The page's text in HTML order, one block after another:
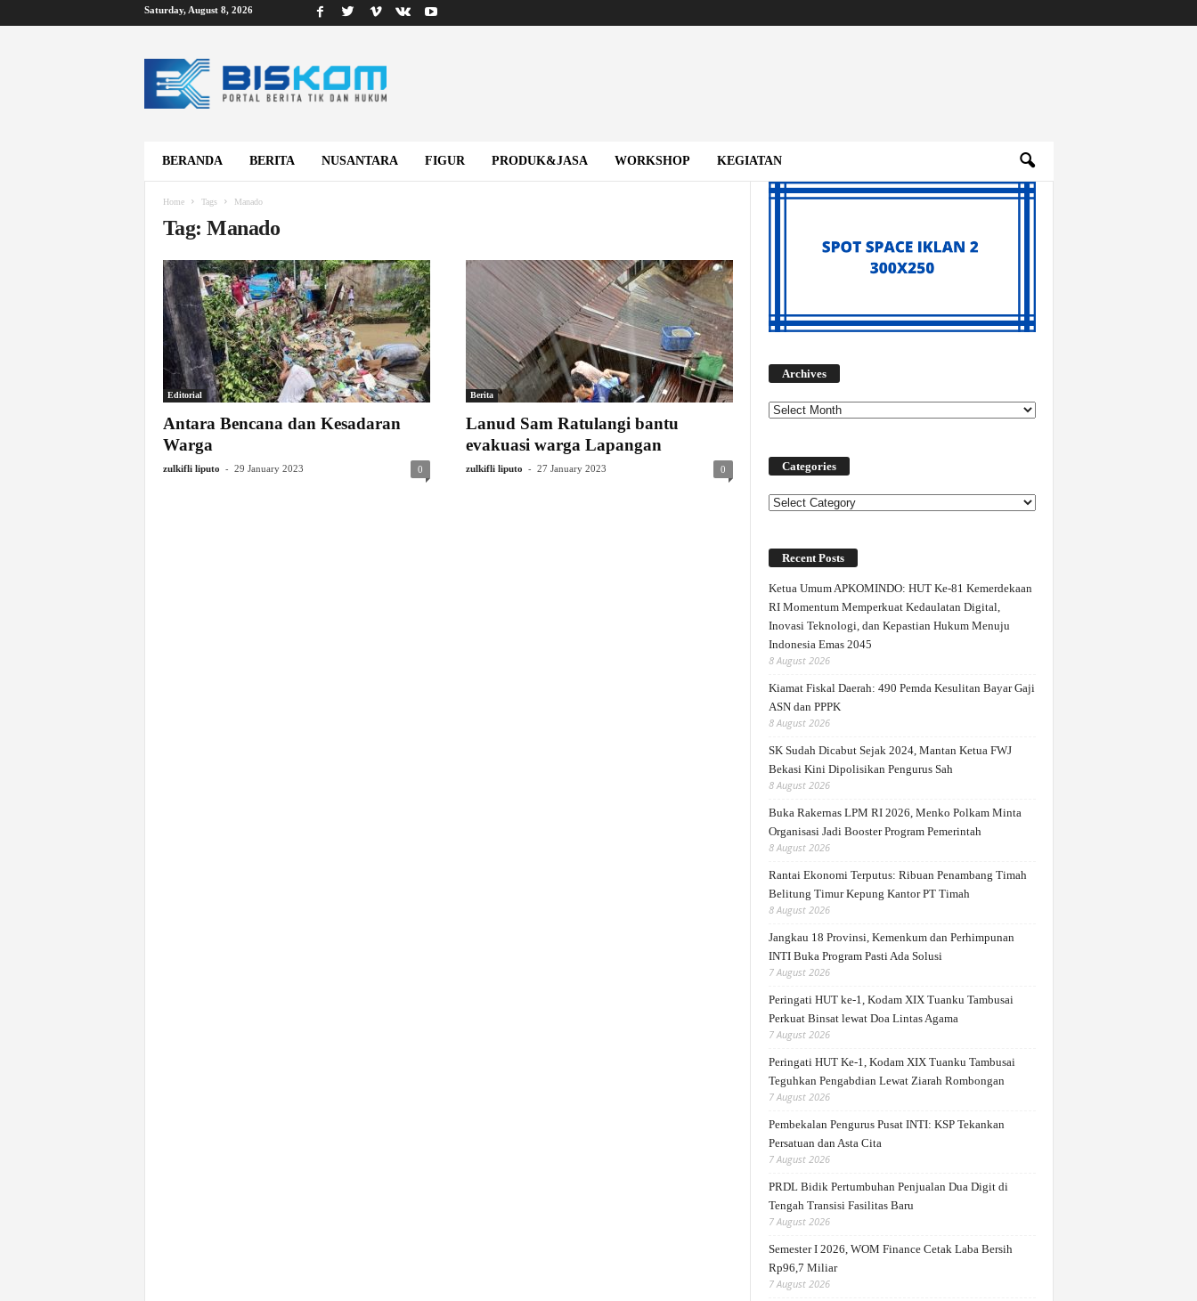
Saturday, August 8, 2026
i
BERANDA
BERITA NUSANTARA FIGUR PRODUK&JASA WORKSHOP KEGIATAN
Home Tags Manado
Tag: Manado
Editorial
Antara Bencana dan Kesadaran
Warga
zulkifli liputo - 29 January 2023 0
Berita
Lanud Sam Ratulangi bantu
evakuasi warga Lapangan
zulkifli liputo - 27 January 2023 0
Archives
Categories
Categories
Recent Posts
Ketua Umum APKOMINDO: HUT Ke-81 Kemerdekaan
RI Momentum Memperkuat Kedaulatan Digital,
Inovasi Teknologi, dan Kepastian Hukum Menuju
Indonesia Emas 2045
8 August 2026
Kiamat Fiskal Daerah: 490 Pemda Kesulitan Bayar Gaji
ASN dan PPPK
8 August 2026
SK Sudah Dicabut Sejak 2024, Mantan Ketua FWJ
Bekasi Kini Dipolisikan Pengurus Sah
8 August 2026
Buka Rakernas LPM RI 2026, Menko Polkam Minta
Organisasi Jadi Booster Program Pemerintah
8 August 2026
Rantai Ekonomi Terputus: Ribuan Penambang Timah
Belitung Timur Kepung Kantor PT Timah
8 August 2026
Jangkau 18 Provinsi, Kemenkum dan Perhimpunan
INTI Buka Program Pasti Ada Solusi
7 August 2026
Peringati HUT ke-1, Kodam XIX Tuanku Tambusai
Perkuat Binsat lewat Doa Lintas Agama
7 August 2026
Peringati HUT Ke-1, Kodam XIX Tuanku Tambusai
Teguhkan Pengabdian Lewat Ziarah Rombongan
7 August 2026
Pembekalan Pengurus Pusat INTI: KSP Tekankan
Persatuan dan Asta Cita
7 August 2026
PRDL Bidik Pertumbuhan Penjualan Dua Digit di
Tengah Transisi Fasilitas Baru
7 August 2026
Semester I 2026, WOM Finance Cetak Laba Bersih
Rp96,7 Miliar
7 August 2026